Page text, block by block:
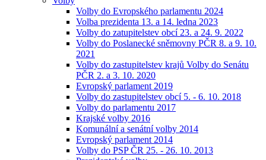
Volby do Evropského parlamentu 2024
Volba prezidenta 13. a 14. ledna 2023
Volby do zatupitelstev obcí 23. a 24. 9. 2022
Volby do Poslanecké sněmovny PČR 8. a 9. 10.
2021
Volby do zastupitelstev krajů Volby do Senátu
PČR 2. a 3. 10. 2020
Evropský parlament 2019
Volby do zastupitelstev obcí 5. - 6. 10. 2018
Volby do parlamentu 2017
Krajské volby 2016
Komunální a senátní volby 2014
Evropský parlament 2014
Volby do PSP ČR 25. - 26. 10. 2013